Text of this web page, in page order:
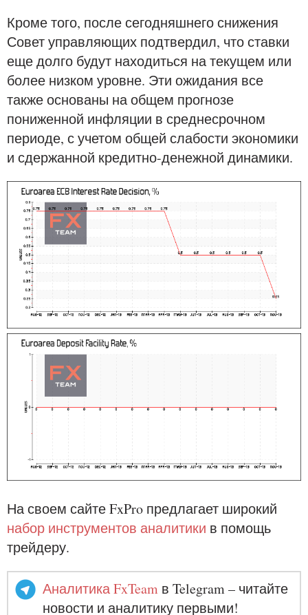
Кроме того, после сегодняшнего снижения
Совет управляющих подтвердил, что ставки
еще долго будут находиться на текущем или
более низком уровне. Эти ожидания все
также основаны на общем прогнозе
пониженной инфляции в среднесрочном
периоде, с учетом общей слабости экономики
и сдержанной кредитно-денежной динамики.
На своем сайте FxPro предлагает широкий
набор инструментов аналитики в помощь
трейдеру.
Аналитика FxTeam в Telegram – читайте
новости и аналитику первыми!